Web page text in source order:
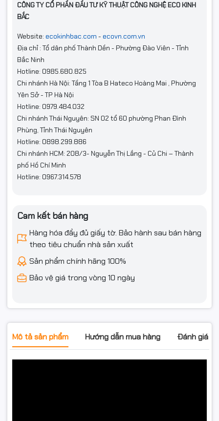
CÔNG TY CỔ PHẦN ĐẦU TƯ KỸ THUẬT CÔNG NGHỆ ECO KINH
BẮC
Website: ecokinhbac.com - ecovn.com.vn
Địa chỉ : Tổ dân phố Thành Dền - Phường Đào Viên - Tỉnh
Bắc Ninh
Hotline: 0985.680.825
Chi nhánh Hà Nội: Tầng 1 Tòa B Hateco Hoàng Mai , Phường
Yên Sở - TP Hà Nội
Hotline: 0979.484.032
Chi nhánh Thái Nguyên: SN 02 tổ 60 phường Phan Đình
Phùng, Tỉnh Thái Nguyên
Hotline: 0898.299.886
Chi nhánh HCM: 208/3- Nguyễn Thị Lắng - Củ Chi – Thành
phố Hồ Chí Minh
Hotline: 0967.314.578
Cam kết bán hàng
Hàng hóa đầy đủ giấy tờ. Bảo hành sau bán hàng
theo tiêu chuẩn nhà sản xuất
Sản phẩm chính hãng 100%
Bảo vệ giá trong vòng 10 ngày
Mô tả sản phẩm Hướng dẫn mua hàng Đánh giá